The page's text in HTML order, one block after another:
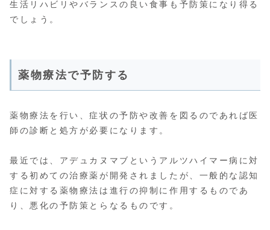
生活リハビリやバランスの良い食事も予防策になり得る
でしょう。
薬物療法で予防する
薬物療法を行い、症状の予防や改善を図るのであれば医
師の診断と処方が必要になります。
最近では、アデュカヌマブというアルツハイマー病に対
する初めての治療薬が開発されましたが、一般的な認知
症に対する薬物療法は進行の抑制に作用するものであ
り、悪化の予防策とらなるものです。